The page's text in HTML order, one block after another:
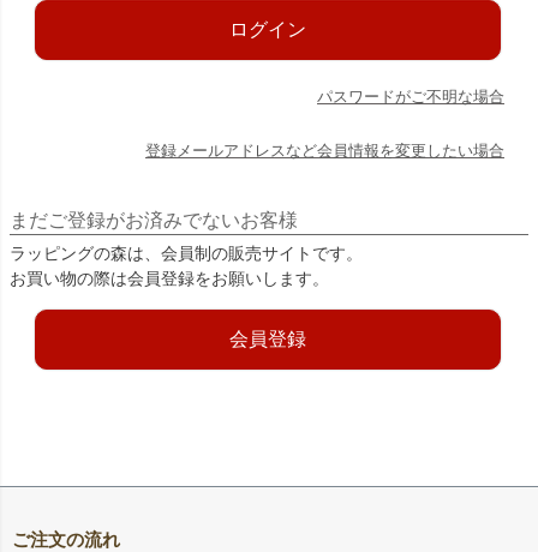
ログイン
パスワードがご不明な場合
登録メールアドレスなど会員情報を変更したい場合
まだご登録がお済みでないお客様
ラッピングの森は、会員制の販売サイトです。
お買い物の際は会員登録をお願いします。
会員登録
ご注文の流れ